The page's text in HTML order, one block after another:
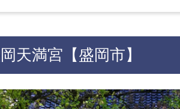
天満宮【盛岡市】